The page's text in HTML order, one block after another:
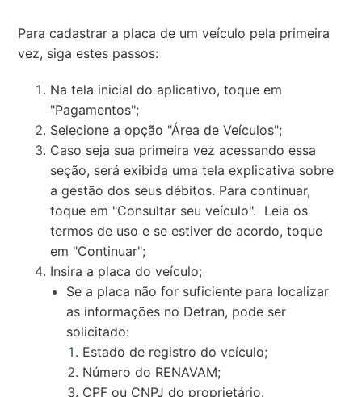
Para cadastrar a placa de um veículo pela primeira
vez, siga estes passos:
Na tela inicial do aplicativo, toque em
"Pagamentos";
Selecione a opção "Área de Veículos";
Caso seja sua primeira vez acessando essa
seção, será exibida uma tela explicativa sobre
a gestão dos seus débitos. Para continuar,
toque em "Consultar seu veículo". Leia os
termos de uso e se estiver de acordo, toque
em "Continuar";
Insira a placa do veículo;
Se a placa não for suficiente para localizar
as informações no Detran, pode ser
solicitado:
Estado de registro do veículo;
Número do RENAVAM;
CPF ou CNPJ do proprietário.